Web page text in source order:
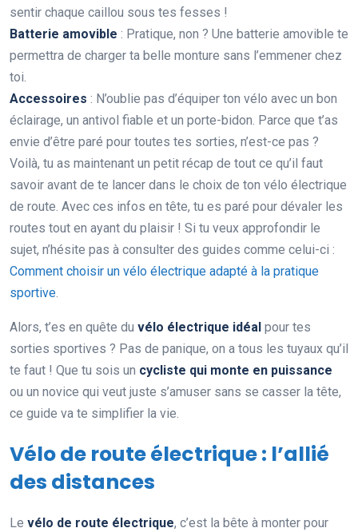
sentir chaque caillou sous tes fesses !
Batterie amovible : Pratique, non ? Une batterie amovible te
permettra de charger ta belle monture sans l’emmener chez
toi.
Accessoires : N’oublie pas d’équiper ton vélo avec un bon
éclairage, un antivol fiable et un porte-bidon. Parce que t’as
envie d’être paré pour toutes tes sorties, n’est-ce pas ?
Voilà, tu as maintenant un petit récap de tout ce qu’il faut
savoir avant de te lancer dans le choix de ton vélo électrique
de route. Avec ces infos en tête, tu es paré pour dévaler les
routes tout en ayant du plaisir ! Si tu veux approfondir le
sujet, n’hésite pas à consulter des guides comme celui-ci :
Comment choisir un vélo électrique adapté à la pratique
sportive.
Alors, t’es en quête du vélo électrique idéal pour tes
sorties sportives ? Pas de panique, on a tous les tuyaux qu’il
te faut ! Que tu sois un cycliste qui monte en puissance
ou un novice qui veut juste s’amuser sans se casser la tête,
ce guide va te simplifier la vie.
Vélo de route électrique : l’allié
des distances
Le vélo de route électrique, c’est la bête à monter pour